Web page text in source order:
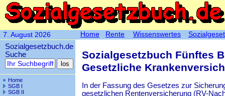
7. August 2026
Sozialgesetzbuch.de
Suche
Home
SGB I
SGB II
Sozialgesetzbuch Fünftes
Gesetzliche
In der Fassung des Gesetzes zur
gesetzlichen Rentenversicherung (RV-
Home Rente Wissenswertes